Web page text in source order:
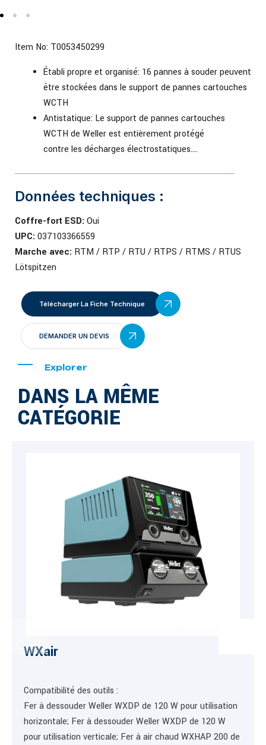
Item No: T0053450299
Établi propre et organisé: 16 pannes à souder peuvent
être stockées dans le support de pannes cartouches
WCTH
Antistatique: Le support de pannes cartouches
WCTH de Weller est entièrement protégé
contre les décharges électrostatiques….
Données techniques :
Coffre-fort ESD: Oui
UPC: 037103366559
Marche avec: RTM / RTP / RTU / RTPS / RTMS / RTUS
Lötspitzen
Télécharger La Fiche Technique
DEMANDER UN DEVIS
Explorer
DANS LA MÊME
CATÉGORIE
WXair
Compatibilité des outils :
Fer à dessouder Weller WXDP de 120 W pour utilisation
horizontale; Fer à dessouder Weller WXDP de 120 W
pour utilisation verticale; Fer à air chaud WXHAP 200 de